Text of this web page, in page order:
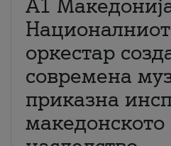
А1
оркестар
современа
приказна
македонското